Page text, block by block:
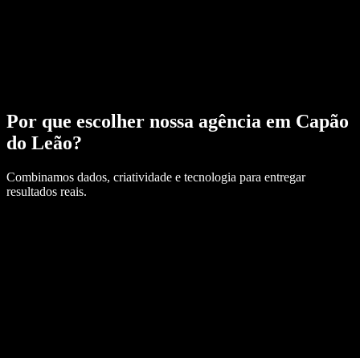
Por que escolher nossa agência em Capão
do Leão?
Combinamos dados, criatividade e tecnologia para entregar
resultados reais.